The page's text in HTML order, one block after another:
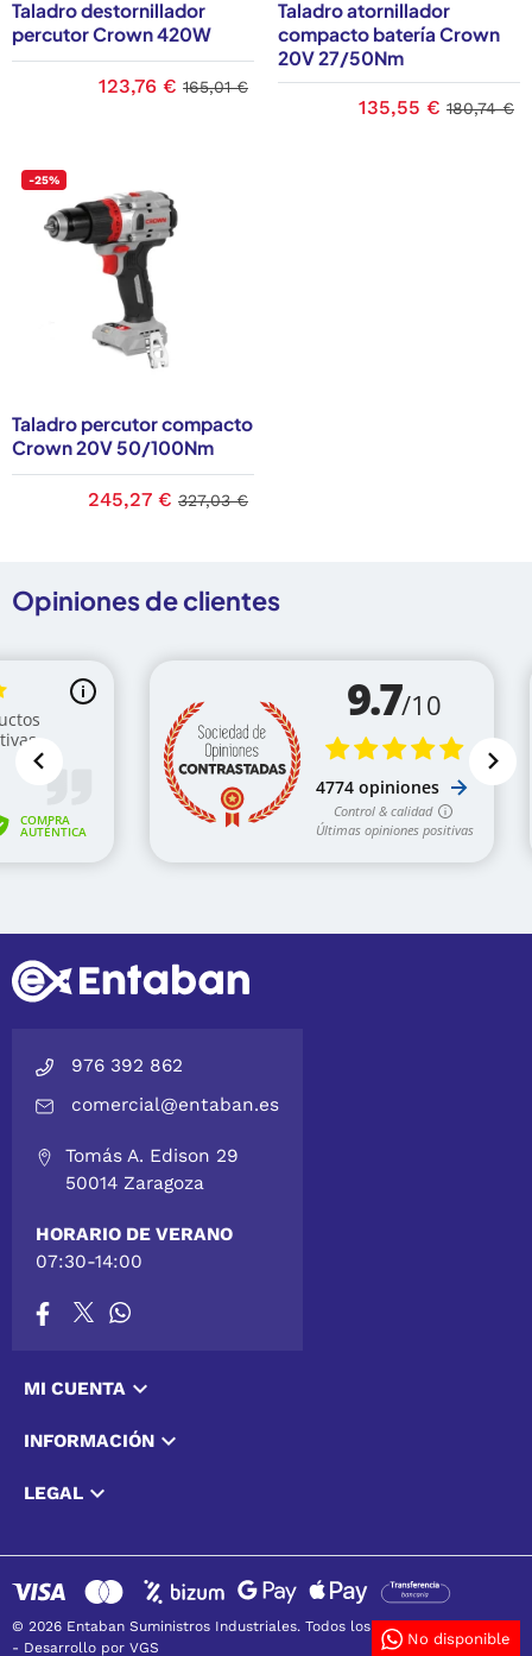
Taladro destornillador
percutor Crown 420W
123,76 € 165,01 €
Taladro atornillador
compacto batería Crown
20V 27/50Nm
135,55 € 180,74 €
-25%
Taladro percutor compacto
Crown 20V 50/100Nm
245,27 € 327,03 €
Opiniones de clientes
976 392 862
comercial@entaban.es
Tomás A. Edison 29
50014 Zaragoza
HORARIO DE VERANO
07:30-14:00
MI CUENTA 
INFORMACIÓN 
LEGAL 
© 2026 Entaban Suministros Industriales. Todos los derechos reservados
- Desarrollo por VGS No disponible